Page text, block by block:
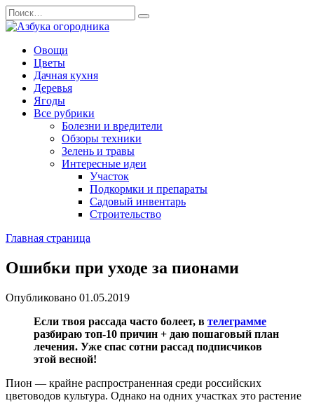
Перейти
к
содержанию
Search
for:
Овощи
Цветы
Дачная кухня
Деревья
Ягоды
Все рубрики
Болезни и вредители
Обзоры техники
Зелень и травы
Интересные идеи
Участок
Подкормки и препараты
Садовый инвентарь
Строительство
Главная страница
Ошибки при уходе за пионами
Опубликовано 01.05.2019
Если твоя рассада часто болеет, в телеграмме
разбираю топ-10 причин + даю пошаговый план
лечения. Уже спас сотни рассад подписчиков
этой весной!
Пион — крайне распространенная среди российских
цветоводов культура. Однако на одних участках это растение